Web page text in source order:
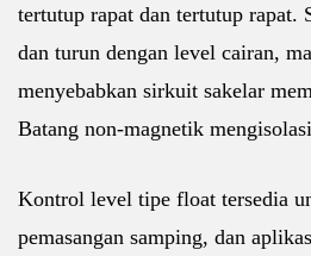
tertutup rapat dan tertutup rapat.
dan turun dengan level cairan,
menyebabkan sirkuit sakelar
Batang non-magnetik
Kontrol level tipe float tersedia
pemasangan samping, dan